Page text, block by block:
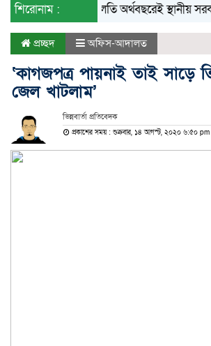
শিরোনাম : ‘চলতি অর্থবছরেই স্থানীয় সরকারের
প্রচ্ছদ অফিস-আদালত
‘কাগজপত্র পায়নাই তাই সাড়ে
জেল খাটলাম’
ভিন্নবার্তা প্রতিবেদক
প্রকাশের সময় : শুক্রবার, ১৪ আগস্ট, ২০২০ ৬:৫০ pm